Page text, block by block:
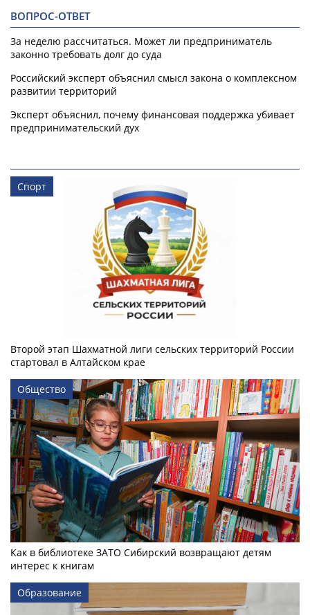
ВОПРОС-ОТВЕТ
За неделю рассчитаться. Может ли предприниматель
законно требовать долг до суда
Российский эксперт объяснил смысл закона о комплексном
развитии территорий
Эксперт объяснил, почему финансовая поддержка убивает
предпринимательский дух
Спорт
Второй этап Шахматной лиги сельских территорий России
стартовал в Алтайском крае
Общество
Как в библиотеке ЗАТО Сибирский возвращают детям
интерес к книгам
Образование